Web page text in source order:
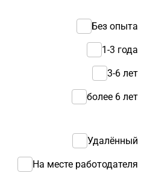
Без опыта
1-3 года
3-6 лет
более 6 лет
Удалённый
На месте работодателя